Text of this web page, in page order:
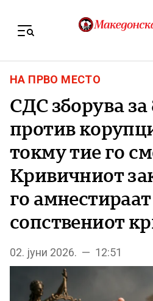
НА ПРВО МЕСТО
СДС зборува за
против
токму тие го
Кривичниот
го амнестираат
сопствениот
02. јуни 2026. — 12:51